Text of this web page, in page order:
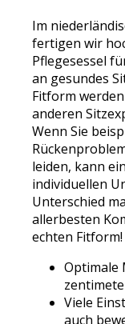
Im
fertigen wir
Pflegesessel
an gesundes
Fitform
anderen
Wenn Sie
leiden, kann
individuellen
Unterschied
allerbesten
echten Fitform!
Optimale
Viele
auch